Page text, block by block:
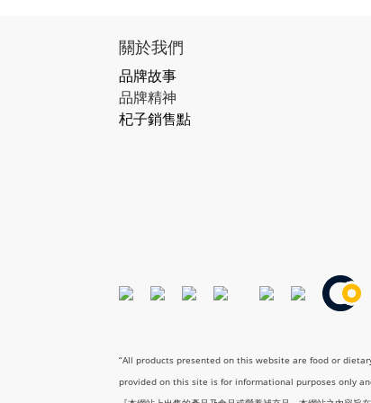
關於我們
品牌故事
品牌精神
杞子銷售點
“All products presented on this website are food or
provided on this site is for informational purposes only